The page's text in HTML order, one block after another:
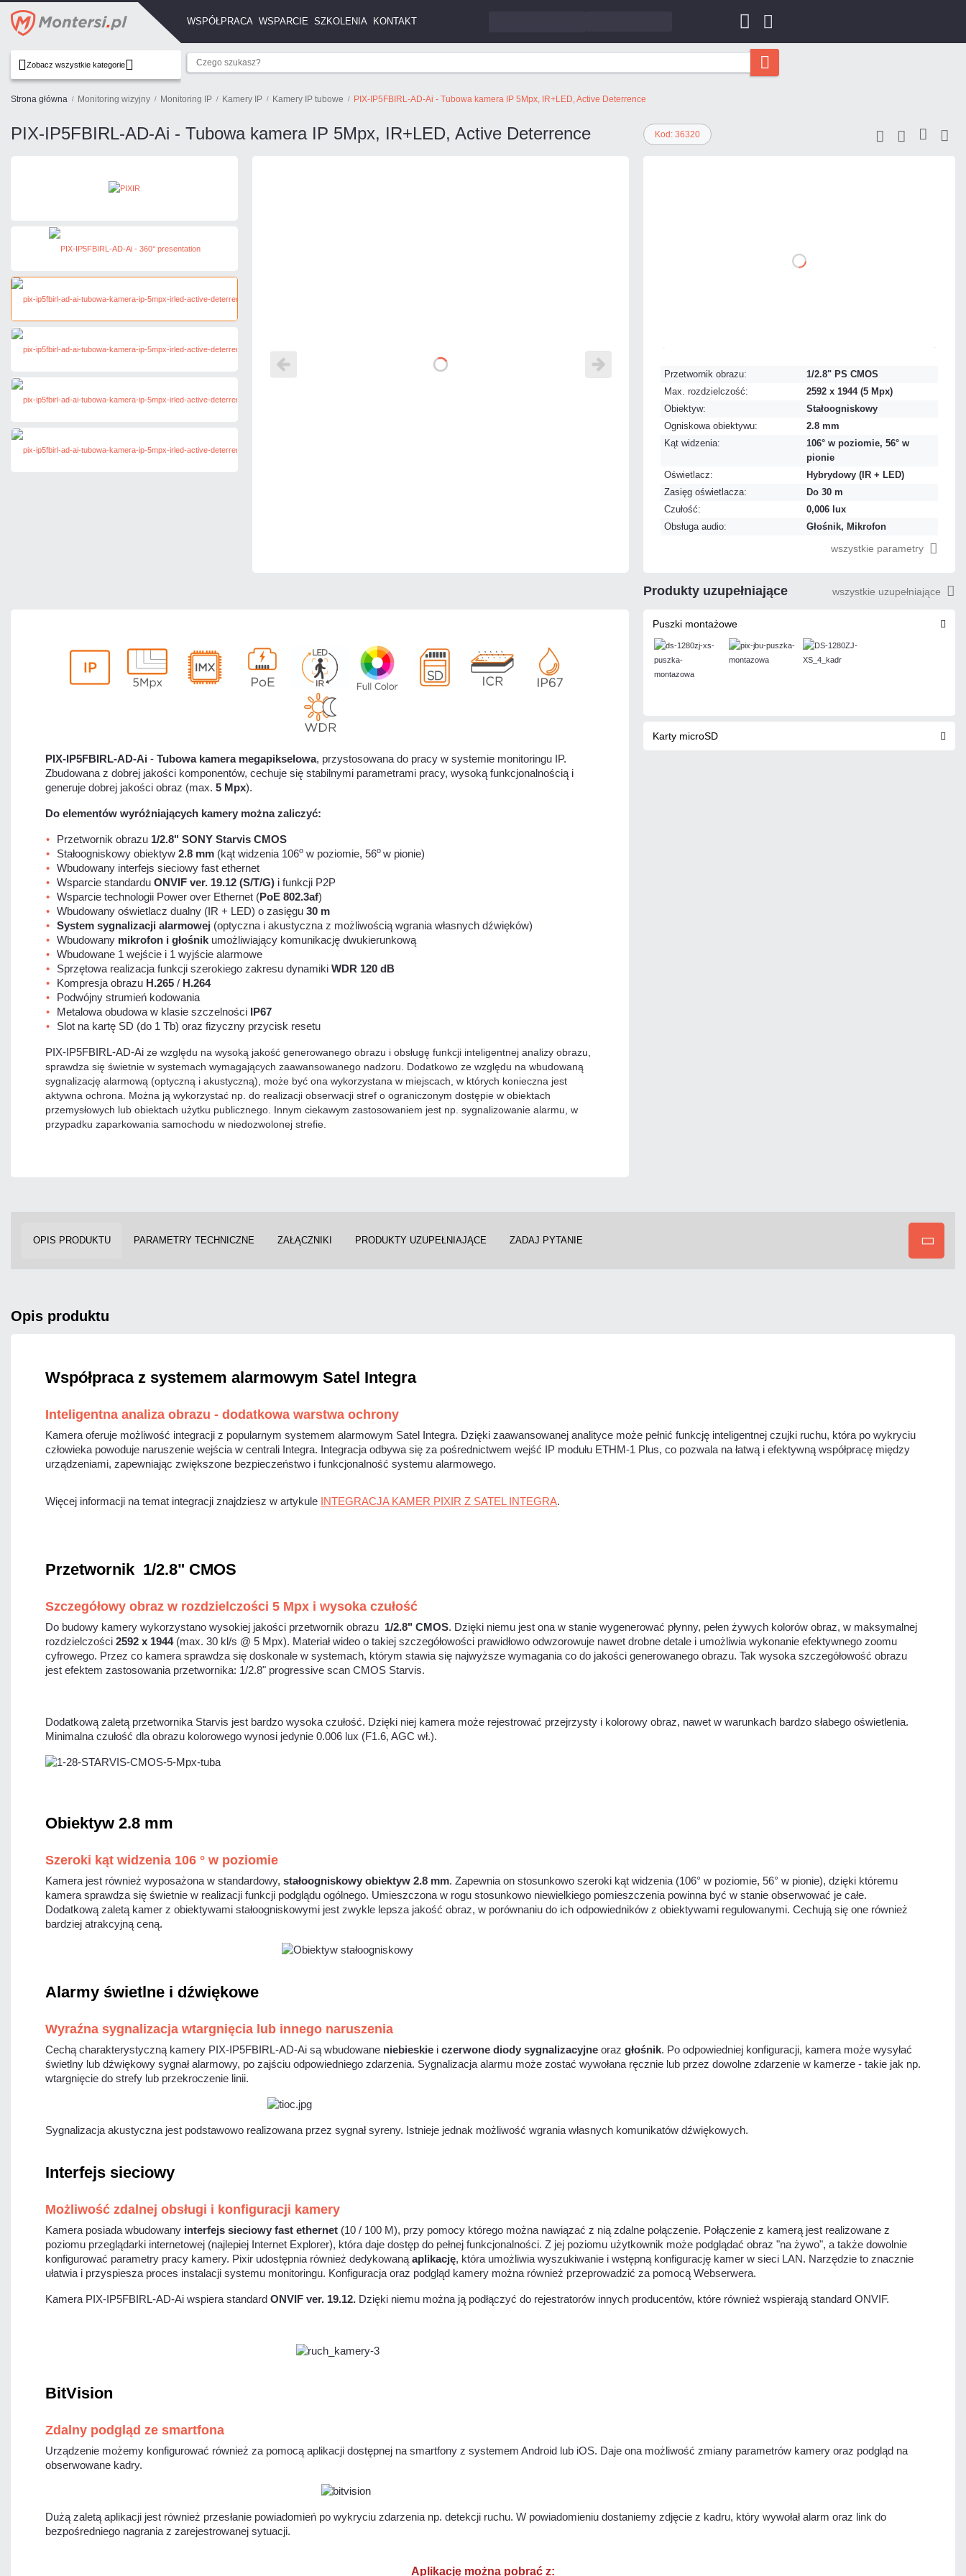
WSPÓŁPRACA WSPARCIE SZKOLENIA KONTAKT
Zobacz wszystkie kategorie
Strona główna Monitoring wizyjny Monitoring IP Kamery IP Kamery IP tubowe PIX-IP5FBIRL-AD-Ai - Tubowa kamera IP 5Mpx, IR+LED, Active Deterrence
PIX-IP5FBIRL-AD-Ai - Tubowa kamera IP 5Mpx, IR+LED, Active Deterrence Kod: 36320
Przetwornik obrazu:
1/2.8" PS CMOS
Max. rozdzielczość:
2592 x 1944 (5 Mpx)
Obiektyw:
Stałoogniskowy
Ogniskowa obiektywu:
2.8 mm
Kąt widzenia:
106° w poziomie, 56° w
pionie
Oświetlacz:
Hybrydowy (IR + LED)
Zasięg oświetlacza:
Do 30 m
Czułość:
0,006 lux
Obsługa audio:
Głośnik, Mikrofon
wszystkie parametry
PIX-IP5FBIRL-AD-Ai - Tubowa kamera megapikselowa, przystosowana do pracy w systemie monitoringu IP.
Zbudowana z dobrej jakości komponentów, cechuje się stabilnymi parametrami pracy, wysoką funkcjonalnością i
generuje dobrej jakości obraz (max. 5 Mpx).
Do elementów wyróżniających kamery można zaliczyć:
Przetwornik obrazu 1/2.8" SONY Starvis CMOS
Stałoogniskowy obiektyw 2.8 mm (kąt widzenia 106o w poziomie, 56o w pionie)
Wbudowany interfejs sieciowy fast ethernet
Wsparcie standardu ONVIF ver. 19.12 (S/T/G) i funkcji P2P
Wsparcie technologii Power over Ethernet (PoE 802.3af)
Wbudowany oświetlacz dualny (IR + LED) o zasięgu 30 m
System sygnalizacji alarmowej (optyczna i akustyczna z możliwością wgrania własnych dźwięków)
Wbudowany mikrofon i głośnik umożliwiający komunikację dwukierunkową
Wbudowane 1 wejście i 1 wyjście alarmowe
Sprzętowa realizacja funkcji szerokiego zakresu dynamiki WDR 120 dB
Kompresja obrazu H.265 / H.264
Podwójny strumień kodowania
Metalowa obudowa w klasie szczelności IP67
Slot na kartę SD (do 1 Tb) oraz fizyczny przycisk resetu
PIX-IP5FBIRL-AD-Ai ze względu na wysoką jakość generowanego obrazu i obsługę funkcji inteligentnej analizy obrazu,
sprawdza się świetnie w systemach wymagających zaawansowanego nadzoru. Dodatkowo ze względu na wbudowaną
sygnalizację alarmową (optyczną i akustyczną), może być ona wykorzystana w miejscach, w których konieczna jest
aktywna ochrona. Można ją wykorzystać np. do realizacji obserwacji stref o ograniczonym dostępie w obiektach
przemysłowych lub obiektach użytku publicznego. Innym ciekawym zastosowaniem jest np. sygnalizowanie alarmu, w
przypadku zaparkowania samochodu w niedozwolonej strefie.
Produkty uzupełniające wszystkie uzupełniające
Puszki montażowe
Karty microSD
OPIS PRODUKTU PARAMETRY TECHNICZNE ZAŁĄCZNIKI PRODUKTY UZUPEŁNIAJĄCE ZADAJ PYTANIE
opis produktu
Współpraca z systemem alarmowym Satel Integra
Inteligentna analiza obrazu - dodatkowa warstwa ochrony
Kamera oferuje możliwość integracji z popularnym systemem alarmowym Satel Integra. Dzięki zaawansowanej analityce może pełnić funkcję inteligentnej czujki ruchu, która po wykryciu
człowieka powoduje naruszenie wejścia w centrali Integra. Integracja odbywa się za pośrednictwem wejść IP modułu ETHM-1 Plus, co pozwala na łatwą i efektywną współpracę między
urządzeniami, zapewniając zwiększone bezpieczeństwo i funkcjonalność systemu alarmowego.
Więcej informacji na temat integracji znajdziesz w artykule INTEGRACJA KAMER PIXIR Z SATEL INTEGRA.
Przetwornik 1/2.8" CMOS
Szczegółowy obraz w rozdzielczości 5 Mpx i wysoka czułość
Do budowy kamery wykorzystano wysokiej jakości przetwornik obrazu 1/2.8" CMOS. Dzięki niemu jest ona w stanie wygenerować płynny, pełen żywych kolorów obraz, w maksymalnej
rozdzielczości 2592 x 1944(max. 30 kl/s @ 5 Mpx). Materiał wideo o takiej szczegółowości prawidłowo odwzorowuje nawet drobne detale i umożliwia wykonanie efektywnego zoomu
cyfrowego. Przez co kamera sprawdza się doskonale w systemach, którym stawia się najwyższe wymagania co do jakości generowanego obrazu. Tak wysoka szczegółowość obrazu
jest efektem zastosowania przetwornika: 1/2.8" progressive scan CMOS Starvis.
Dodatkową zaletą przetwornika Starvis jest bardzo wysoka czułość. Dzięki niej kamera może rejestrować przejrzysty i kolorowy obraz, nawet w warunkach bardzo słabego oświetlenia.
Minimalna czułość dla obrazu kolorowego wynosi jedynie 0.006 lux (F1.6, AGC wł.).
Obiektyw 2.8 mm
Szeroki kąt widzenia 106 ° w poziomie
Kamera jest również wyposażona w standardowy, stałoogniskowy obiektyw 2.8 mm. Zapewnia on stosunkowo szeroki kąt widzenia (106° w poziomie, 56° w pionie), dzięki któremu
kamera sprawdza się świetnie w realizacji funkcji podglądu ogólnego. Umieszczona w rogu stosunkowo niewielkiego pomieszczenia powinna być w stanie obserwować je całe.
Dodatkową zaletą kamer z obiektywami stałoogniskowymi jest zwykle lepsza jakość obraz, w porównaniu do ich odpowiedników z obiektywami regulowanymi. Cechują się one również
bardziej atrakcyjną ceną.
Alarmy świetlne i dźwiękowe
Wyraźna sygnalizacja wtargnięcia lub innego naruszenia
Cechą charakterystyczną kamery PIX-IP5FBIRL-AD-Ai są wbudowane niebieskie i czerwone diody sygnalizacyjne oraz głośnik. Po odpowiedniej konfiguracji, kamera może wysyłać
świetlny lub dźwiękowy sygnał alarmowy, po zajściu odpowiedniego zdarzenia. Sygnalizacja alarmu może zostać wywołana ręcznie lub przez dowolne zdarzenie w kamerze - takie jak np.
wtargnięcie do strefy lub przekroczenie linii.
Sygnalizacja akustyczna jest podstawowo realizowana przez sygnał syreny. Istnieje jednak możliwość wgrania własnych komunikatów dźwiękowych.
Interfejs sieciowy
Możliwość zdalnej obsługi i konfiguracji kamery
Kamera posiada wbudowany interfejs sieciowy fast ethernet (10 / 100 M), przy pomocy którego można nawiązać z nią zdalne połączenie. Połączenie z kamerą jest realizowane z
poziomu przeglądarki internetowej (najlepiej Internet Explorer), która daje dostęp do pełnej funkcjonalności. Z jej poziomu użytkownik może podglądać obraz "na żywo", a także dowolnie
konfigurować parametry pracy kamery. Pixir udostępnia również dedykowaną aplikację, która umożliwia wyszukiwanie i wstępną konfigurację kamer w sieci LAN. Narzędzie to znacznie
ułatwia i przyspiesza proces instalacji systemu monitoringu. Konfiguracja oraz podgląd kamery można również przeprowadzić za pomocą Webserwera.
Kamera PIX-IP5FBIRL-AD-Ai wspiera standard ONVIF ver. 19.12. Dzięki niemu można ją podłączyć do rejestratorów innych producentów, które również wspierają standard ONVIF.
BitVision
Zdalny podgląd ze smartfona
Urządzenie możemy konfigurować również za pomocą aplikacji dostępnej na smartfony z systemem Android lub iOS. Daje ona możliwość zmiany parametrów kamery oraz podgląd na
obserwowane kadry.
Dużą zaletą aplikacji jest również przesłanie powiadomień po wykryciu zdarzenia np. detekcji ruchu. W powiadomieniu dostaniemy zdjęcie z kadru, który wywołał alarm oraz link do
bezpośredniego nagrania z zarejestrowanej sytuacji.
Aplikację można pobrać z: